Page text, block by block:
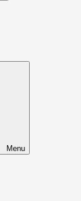
Menu